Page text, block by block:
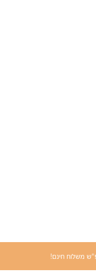
ההזמנות
יותר
משלוח חינם!